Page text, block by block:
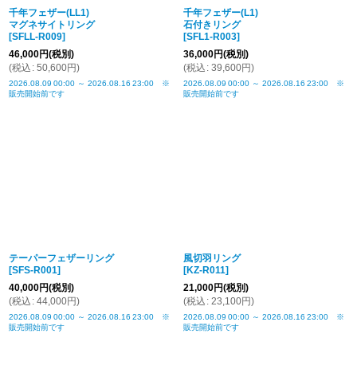
千年フェザー(LL1)
マグネサイトリング
[SFLL-R009]
46,000円(税別)
(税込 : 50,600円)
2026.08.09 00:00 ～ 2026.08.16 23:00 ※
販売開始前です
千年フェザー(L1)
石付きリング
[SFL1-R003]
36,000円(税別)
(税込 : 39,600円)
2026.08.09 00:00 ～ 2026.08.16 23:00 ※
販売開始前です
テーパーフェザーリング
[SFS-R001]
40,000円(税別)
(税込 : 44,000円)
2026.08.09 00:00 ～ 2026.08.16 23:00 ※
販売開始前です
風切羽リング
[KZ-R011]
21,000円(税別)
(税込 : 23,100円)
2026.08.09 00:00 ～ 2026.08.16 23:00 ※
販売開始前です